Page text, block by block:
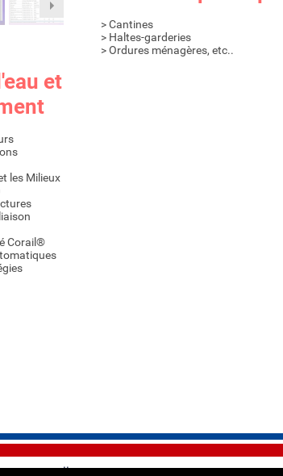
> Cantines
> Haltes-garderies
> Ordures ménagères, etc..
et
les Milieux
Corail®
personnelles